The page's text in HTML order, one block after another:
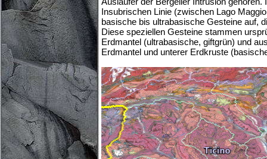
Insubrischen Linie (zwischen Lago
basische bis ultrabasische Gesteine auf,
Diese speziellen Gesteine stammen
Erdmantel (ultrabasische, giftgrün) und
Erdmantel und unterer Erdkruste